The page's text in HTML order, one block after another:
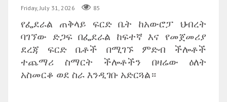
Friday, July 31, 2026 85
የፌደራል ጠቅላይ ፍርድ ቤት ከአውሮፓ ህብረት
ባገኘው ድጋፍ በፌደራል ከፍተኛ እና የመጀመሪያ
ደረጃ ፍርድ ቤቶች በሚገኙ ምድብ ችሎቶች
ተጨማሪ ስማርት ችሎቶችን በዛሬው ዕለት
አስመርቆ ወደ ስራ እንዲገቡ አድርጓል።